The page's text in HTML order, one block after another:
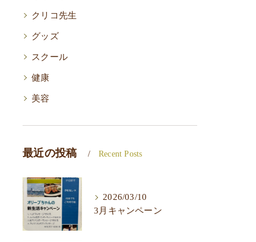
クリコ先生
グッズ
スクール
健康
美容
最近の投稿 Recent Posts
2026/03/10
3月キャンペーン